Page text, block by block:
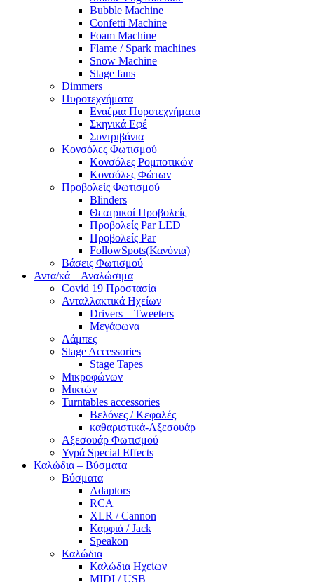
Bubble Machine
Confetti Machine
Foam Machine
Flame / Spark machines
Snow Machine
Stage fans
Dimmers
Πυροτεχνήματα
Εναέρια Πυροτεχνήματα
Σκηνικά Εφέ
Συντριβάνια
Κονσόλες Φωτισμού
Κονσόλες Ρομποτικών
Κονσόλες Φώτων
Προβολείς Φωτισμού
Blinders
Θεατρικοί Προβολείς
Προβολείς Par LED
Προβολείς Par
FollowSpots(Κανόνια)
Βάσεις Φωτισμού
Αντα/κά – Αναλώσιμα
Covid 19 Προστασία
Ανταλλακτικά Ηχείων
Drivers – Tweeters
Μεγάφωνα
Λάμπες
Stage Accessories
Stage Tapes
Μικροφώνων
Μικτών
Turntables accessories
Βελόνες / Κεφαλές
καθαριστικά-Αξεσουάρ
Αξεσουάρ Φωτισμού
Υγρά Special Effects
Καλώδια – Βύσματα
Βύσματα
Adaptors
RCA
XLR / Cannon
Καρφιά / Jack
Speakon
Καλώδια
Καλώδια Ηχείων
MIDI / USB